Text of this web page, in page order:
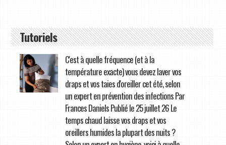
Tutoriels
C'est à quelle fréquence (et à la
température exacte) vous devez laver vos
draps et vos taies d'oreiller cet été, selon
un expert en prévention des infections Par
Frances Daniels Publié le 25 juillet 26 Le
temps chaud laisse vos draps et vos
oreillers humides la plupart des nuits ?